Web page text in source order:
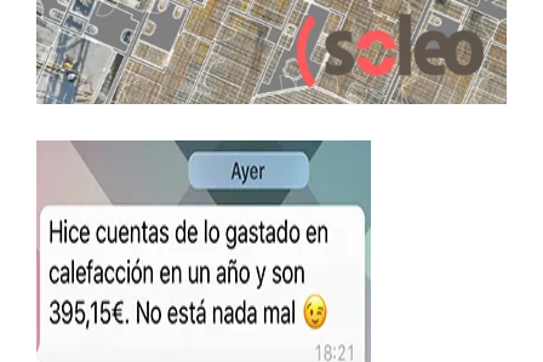
5 NOVIEMBRE, 2018
ARQUITECTURA
CALIDADES CONSTRUCCION
EDIFICIO SOLEO MATERIALES PRADO DE LA VEGA
Calificación energética Tipo A
LEER MÁS